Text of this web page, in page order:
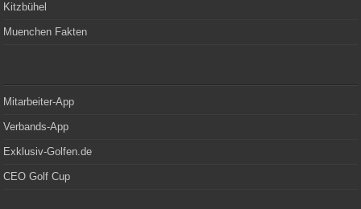
Kitzbühel
Muenchen Fakten
Mitarbeiter-App
Verbands-App
Exklusiv-Golfen.de
CEO Golf Cup